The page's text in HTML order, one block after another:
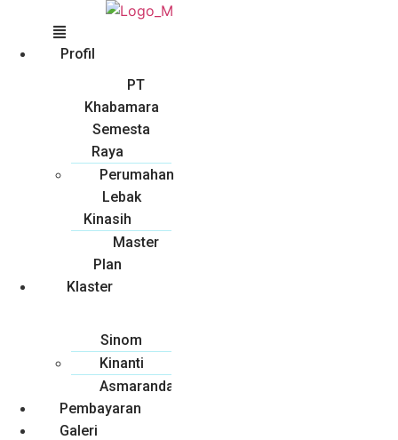
Profil
PT
Khabamara
Semesta
Raya
Perumahan
Lebak
Kinasih
Master
Plan
Klaster
Sinom
Kinanti
Asmarandana
Pembayaran
Galeri